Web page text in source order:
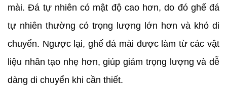
mài. Đá tự nhiên có mật độ cao hơn, do đó ghế đá
tự nhiên thường có trọng lượng lớn hơn và khó di
chuyển. Ngược lại, ghế đá mài được làm từ các vật
liệu nhân tạo nhẹ hơn, giúp giảm trọng lượng và dễ
dàng di chuyển khi cần thiết.